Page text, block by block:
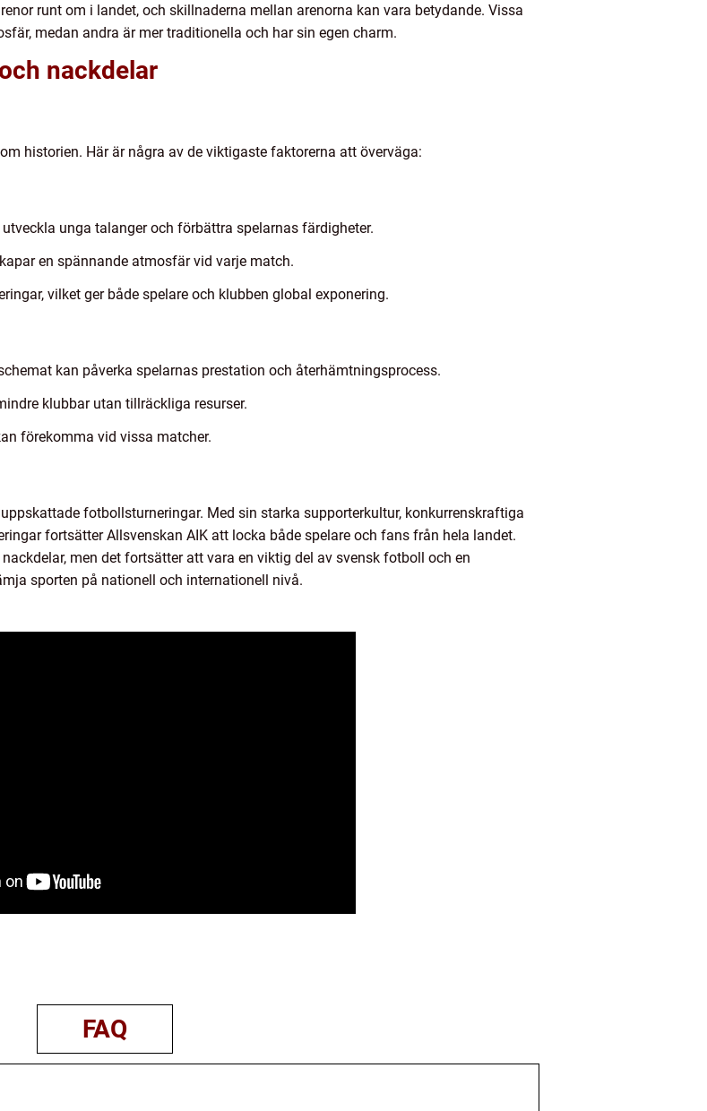
runt om i landet, och skillnaderna mellan arenorna kan vara betydande. Vissa
medan andra är mer traditionella och har sin egen charm.
nackdelar
historien. Här är några av de viktigaste faktorerna att överväga:
unga talanger och förbättra spelarnas färdigheter.
en spännande atmosfär vid varje match.
vilket ger både spelare och klubben global exponering.
kan påverka spelarnas prestation och återhämtningsprocess.
klubbar utan tillräckliga resurser.
förekomma vid vissa matcher.
fotbollsturneringar. Med sin starka supporterkultur, konkurrenskraftiga
fortsätter Allsvenskan AIK att locka både spelare och fans från hela landet.
men det fortsätter att vara en viktig del av svensk fotboll och en
sporten på nationell och internationell nivå.
FAQ